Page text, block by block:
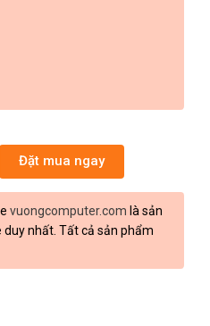
SSD số lượng
Đặt mua ngay
vuongcomputer.com là sản
nhất. Tất cả sản phẩm